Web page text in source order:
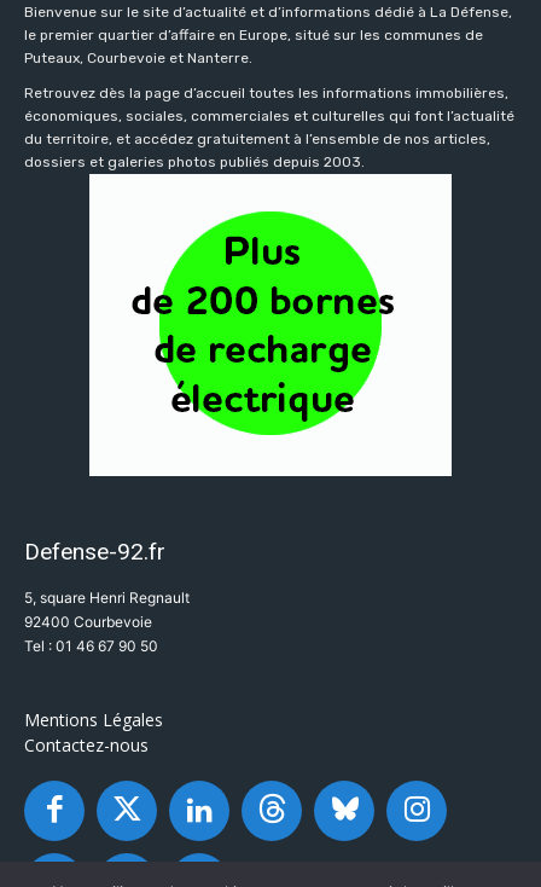
Bienvenue sur le site d’actualité et d’informations dédié à La Défense,
le premier quartier d’affaire en Europe, situé sur les communes de
Puteaux, Courbevoie et Nanterre.
Retrouvez dès la page d’accueil toutes les informations immobilières,
économiques, sociales, commerciales et culturelles qui font l’actualité
du territoire, et accédez gratuitement à l’ensemble de nos articles,
dossiers et galeries photos publiés depuis 2003.
Defense-92.fr
5, square Henri Regnault
92400 Courbevoie
Tel : 01 46 67 90 50
Mentions Légales
Contactez-nous